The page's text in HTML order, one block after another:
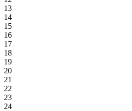
13
14
15
16
17
18
19
20
21
22
23
24